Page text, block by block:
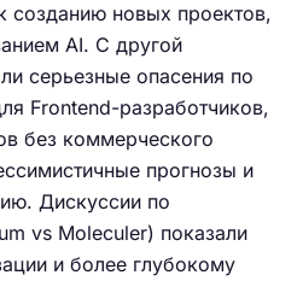
созданию новых проектов,
AI. С другой
серьезные опасения по
Frontend-разработчиков,
без коммерческого
прогнозы и
Дискуссии по
vs Moleculer) показали
и более глубокому